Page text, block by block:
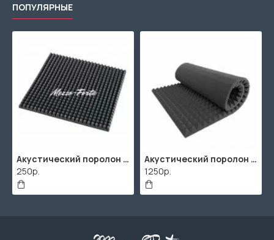
ПОПУЛЯРНЫЕ
Акустический поролон "Пирамида" / 480x480х30мм / Темно-серый
250р.
Акустический поролон "Пирамида" / 2000х1000мм
1250р.